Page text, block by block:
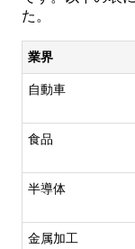
た。
業界
自動車
食品
半導体
金属加工